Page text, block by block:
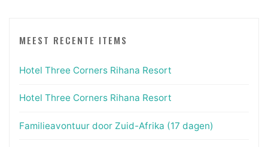
MEEST RECENTE ITEMS
Hotel Three Corners Rihana Resort
Hotel Three Corners Rihana Resort
Familieavontuur door Zuid-Afrika (17 dagen)